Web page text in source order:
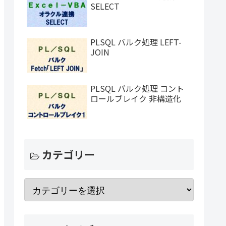
SELECT
PLSQL バルク処理 LEFT-
JOIN
PLSQL バルク処理 コント
ロールブレイク 非構造化
カテゴリー